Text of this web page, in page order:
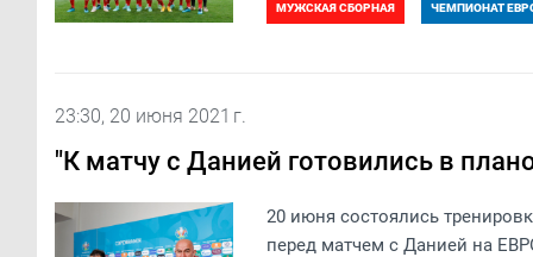
МУЖСКАЯ СБОРНАЯ ЧЕМПИОНАТ
23:30, 20 июня 2021 г.
"К матчу с Данией готовились в
20 июня состоялись
перед матчем с Данией на